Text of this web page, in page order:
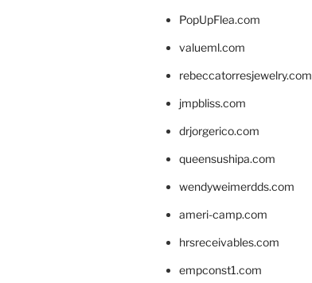
PopUpFlea.com
valueml.com
rebeccatorresjewelry.com
jmpbliss.com
drjorgerico.com
queensushipa.com
wendyweimerdds.com
ameri-camp.com
hrsreceivables.com
empconst1.com